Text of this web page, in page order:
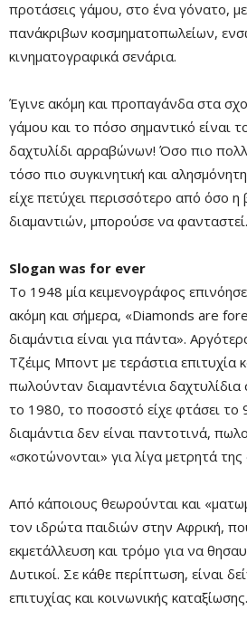
προτάσεις γάμου, στο ένα γόνατο,
πανάκριβων κοσμηματοπωλείων,
κινηματογραφικά σενάρια.
Έγινε ακόμη και προπαγάνδα στα
γάμου και το πόσο σημαντικό είναι
δαχτυλίδι αρραβώνων! Όσο πιο
τόσο πιο συγκινητική και
είχε πετύχει περισσότερο από όσο η
διαμαντιών, μπορούσε να φανταστεί.
Slogan was for ever
Το 1948 μία κειμενογράφος
ακόμη και σήμερα, «Diamonds are
διαμάντια είναι για πάντα».
Τζέιμς Μποντ με τεράστια επιτυχία
πωλούνταν διαμαντένια
το 1980, το ποσοστό είχε φτάσει το
διαμάντια δεν είναι παντοτινά,
«σκοτώνονται» για λίγα μετρητά της
Από κάποιους θεωρούνται και
τον ιδρώτα παιδιών στην Αφρική,
εκμετάλλευση και τρόμο για να
Δυτικοί. Σε κάθε περίπτωση, είναι
επιτυχίας και κοινωνικής καταξίωσης.